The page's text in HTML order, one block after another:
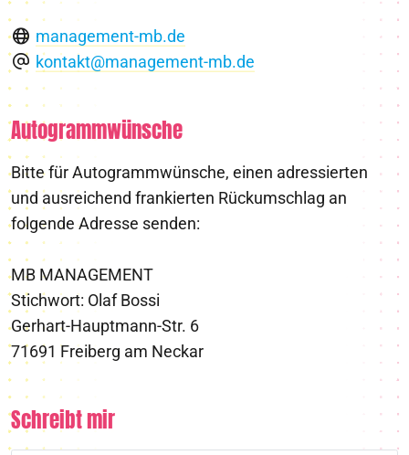
management-mb.de
kontakt@management-mb.de
Autogrammwünsche
Bitte für Autogrammwünsche, einen adressierten
und ausreichend frankierten Rückumschlag an
folgende Adresse senden:
MB MANAGEMENT
Stichwort: Olaf Bossi
Gerhart-Hauptmann-Str. 6
71691 Freiberg am Neckar
Schreibt mir